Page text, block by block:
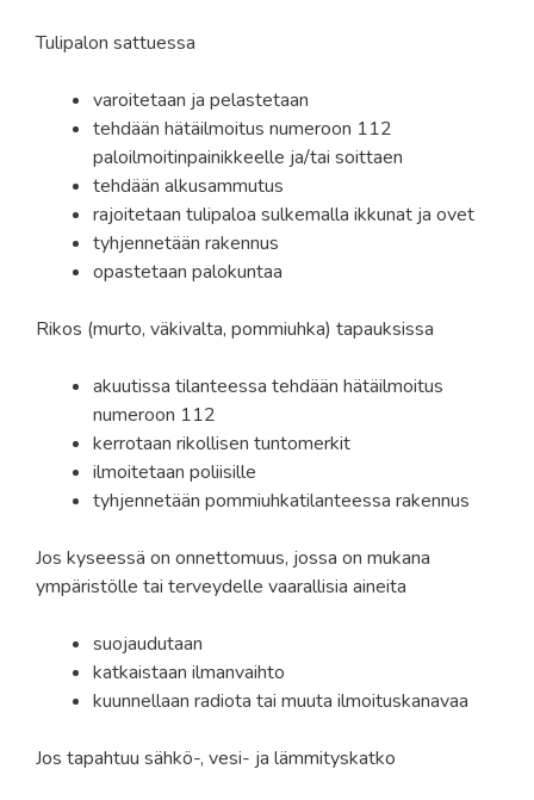
Tulipalon sattuessa
varoitetaan ja pelastetaan
tehdään hätäilmoitus numeroon 112
paloilmoitinpainikkeelle ja/tai soittaen
tehdään alkusammutus
rajoitetaan tulipaloa sulkemalla ikkunat ja ovet
tyhjennetään rakennus
opastetaan palokuntaa
Rikos (murto, väkivalta, pommiuhka) tapauksissa
akuutissa tilanteessa tehdään hätäilmoitus
numeroon 112
kerrotaan rikollisen tuntomerkit
ilmoitetaan poliisille
tyhjennetään pommiuhkatilanteessa rakennus
Jos kyseessä on onnettomuus, jossa on mukana
ympäristölle tai terveydelle vaarallisia aineita
suojaudutaan
katkaistaan ilmanvaihto
kuunnellaan radiota tai muuta ilmoituskanavaa
Jos tapahtuu sähkö-, vesi- ja lämmityskatko